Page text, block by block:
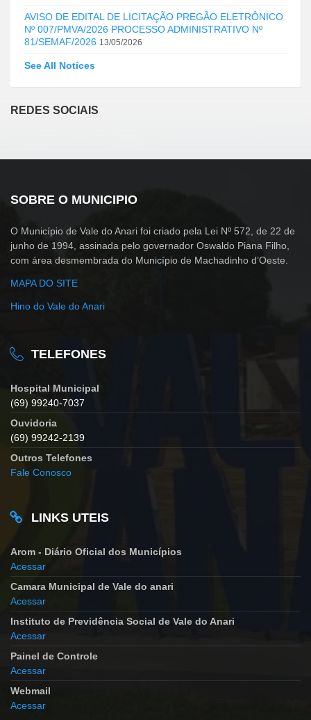
AVISO DE EDITAL DE LICITAÇÃO PREGÃO ELETRÔNICO
Nº 007/PMVA/2026 PROCESSO ADMINISTRATIVO Nº
81/SEMAF/2026 13/05/2026
See All Notices
REDES SOCIAIS
SOBRE O MUNICIPIO
O Município de Vale do Anari foi criado pela Lei Nº 572, de 22 de
junho de 1994, assinada pelo governador Oswaldo Piana Filho,
com área desmembrada do Município de Machadinho d’Oeste.
MAPA DO SITE
Hino do Vale do Anari
TELEFONES
Hospital Municipal
(69) 99240-7037
Ouvidoria
(69) 99242-2139
Outros Telefones
Fale Conosco
LINKS UTEIS
Arom - Diário Oficial dos Municípios
Acessar
Camara Municipal de Vale do anari
Acessar
Instituto de Previdência Social de Vale do Anari
Acessar
Painel de Controle
Acessar
Webmail
Acessar